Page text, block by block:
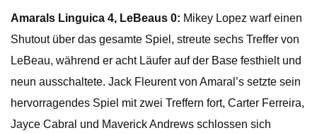
Amarals Linguica 4, LeBeaus 0: Mikey Lopez warf einen
Shutout über das gesamte Spiel, streute sechs Treffer von
LeBeau, während er acht Läufer auf der Base festhielt und
neun ausschaltete. Jack Fleurent von Amaral’s setzte sein
hervorragendes Spiel mit zwei Treffern fort, Carter Ferreira,
Jayce Cabral und Maverick Andrews schlossen sich